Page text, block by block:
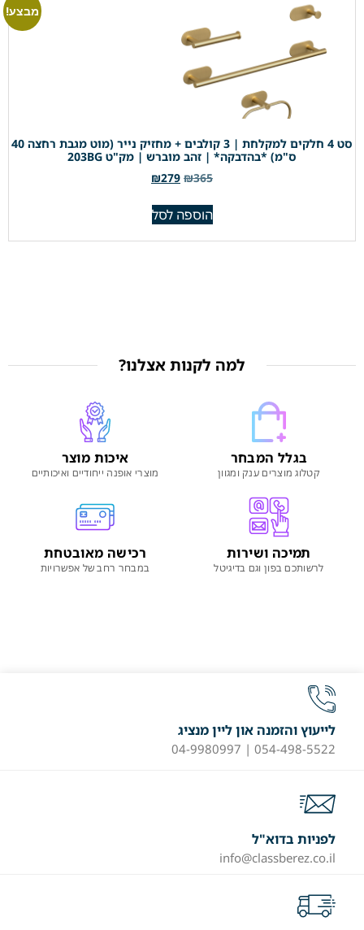
מבצע!
סט 4 חלקים למקלחת | 3 קולבים + מחזיק נייר (מוט מגבת רחצה 40
ס"מ) *בהדבקה* | זהב מוברש | מק"ט 203BG
₪365
₪279
הוספה לסל
למה לקנות אצלנו?
בגלל המבחר
קטלוג מוצרים ענק ומגוון
איכות מוצר
מוצרי אופנה ייחודיים ואיכותיים
תמיכה ושירות
לרשותכם בפון וגם בדיגיטל
רכישה מאובטחת
במבחר רחב של אפשרויות
לייעוץ והזמנה און ליין מנציג
054-498-5522 | 04-9980997
לפניות בדוא"ל
info@classberez.co.il